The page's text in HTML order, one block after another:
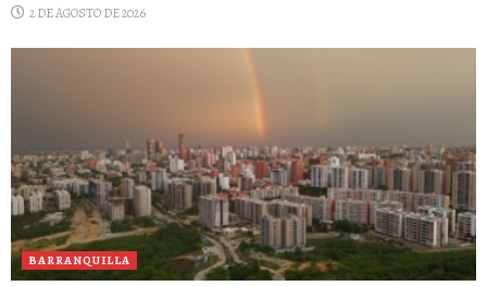
2 DE AGOSTO DE 2026
BARRANQUILLA